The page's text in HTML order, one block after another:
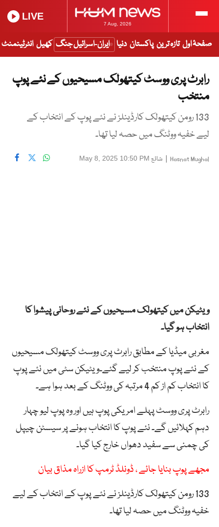
7 Aug, 2026
LIVE
صفحۂ اول تازہ ترین پاکستان دنیا ایران-اسرائیل جنگ کھیل انٹرٹینمنٹ
رابرٹ پری ووسٹ کیتھولک مسیحیوں کے نئے پوپ
منتخب
133 رومن کیتھولک کارڈینلز نے نئے پوپ کے انتخاب کے
لیے خفیہ ووٹنگ میں حصہ لیا تھا۔
Hasnat Mughal
| شائع May 8, 2025 10:50 PM
ویٹیکن میں کیتھولک مسیحیوں کے نئے روحانی پیشوا کا
انتخاب ہو گیا۔
مغربی میڈیا کے مطابق رابرٹ پری ووسٹ کیتھولک مسیحیوں
کے نئے پوپ منتخب کر لیے گئے۔ویٹیکن سٹی میں نئے پوپ
کا انتخاب کم از کم 4 مرتبہ کی ووٹنگ کے بعد ہوا ہے۔
رابرٹ پری ووسٹ پہلے امریکی پوپ ہیں اور وہ پوپ لیو چہار
دہم کہلائیں گے۔ نئے پوپ کا انتخاب ہونے پر سیسٹن چیپل
کی چمنی سے سفید دھواں خارج کیا گیا۔
مجھے پوپ بنایا جائے ، ڈونلڈ ٹرمپ کا ازراہ مذاق بیان
133 رومن کیتھولک کارڈینلز نے نئے پوپ کے انتخاب کے لیے
خفیہ ووٹنگ میں حصہ لیا تھا۔